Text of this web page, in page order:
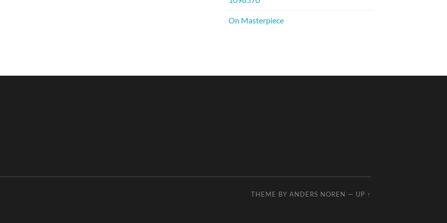
On Masterpiece
THEME BY ANDERS NOREN — UP ↑